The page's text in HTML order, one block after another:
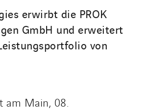
erwirbt die PROK
GmbH und erweitert
von
am Main, 08.
Energies